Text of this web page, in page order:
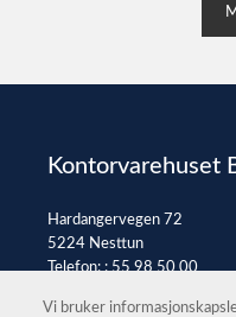
Kontorvarehuset
Hardangervegen 72
5224 Nesttun
Telefon: :55 98 50 00
Vi bruker